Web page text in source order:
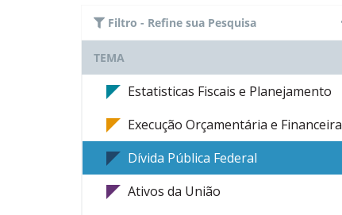
Filtro - Refine sua Pesquisa
TEMA
Estatisticas Fiscais e Planejamento
Execução Orçamentária e Financeira
Dívida Pública Federal
Ativos da União